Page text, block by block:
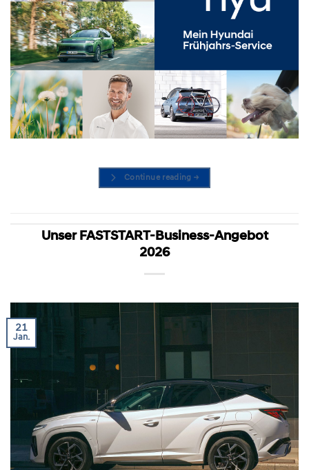
Continue reading→
Unser FASTSTART-Business-Angebot
2026
21
Jan.